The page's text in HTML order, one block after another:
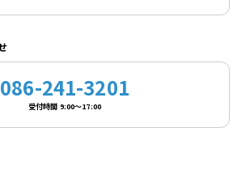
086-241-3201
受付時間 9:00～17:00